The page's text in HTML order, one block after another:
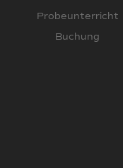
Probeunterricht
Buchung